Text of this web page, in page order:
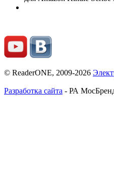
© ReaderONE, 2009-2026
Разработка сайта - РА